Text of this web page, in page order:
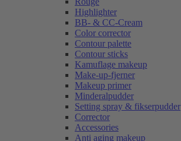
Highlighter
BB- & CC-Cream
Color corrector
Contour palette
Contour sticks
Kamuflage makeup
Make-up-fjerner
Makeup primer
Minderalpudder
Setting spray & fikserpudder
Corrector
Accessories
Anti aging makeup